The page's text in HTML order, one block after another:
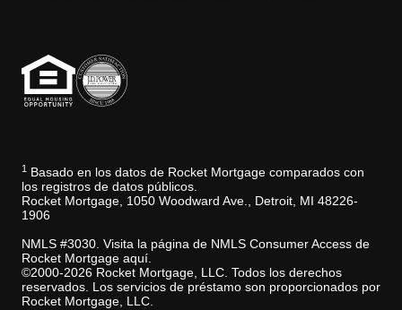
1
Basado en los datos de Rocket Mortgage comparados con
los registros de datos públicos.
Rocket Mortgage, 1050 Woodward Ave., Detroit, MI 48226-
1906
NMLS #3030. Visita la página de NMLS Consumer Access de
Rocket Mortgage aquí.
©2000-2026 Rocket Mortgage, LLC. Todos los derechos
reservados. Los servicios de préstamo son proporcionados por
Rocket Mortgage, LLC.